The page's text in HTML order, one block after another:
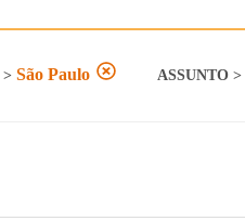
> São Paulo ASSUNTO>